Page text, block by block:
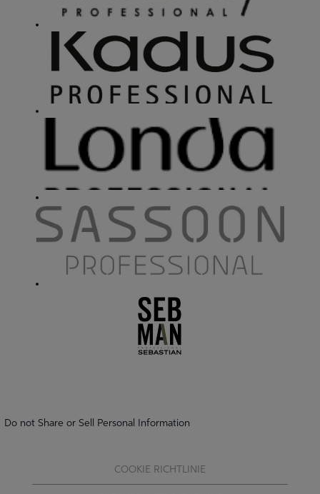
Do not Share or Sell Personal Information
COOKIE RICHTLINIE